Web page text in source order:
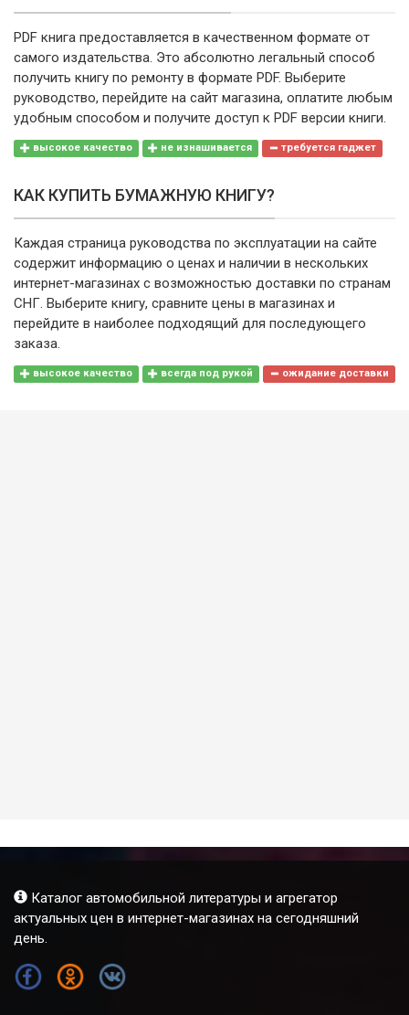
PDF книга предоставляется в качественном формате от
самого издательства. Это абсолютно легальный способ
получить книгу по ремонту в формате PDF. Выберите
руководство, перейдите на сайт магазина, оплатите любым
удобным способом и получите доступ к PDF версии книги.
высокое качество не изнашивается требуется гаджет
КАК КУПИТЬ БУМАЖНУЮ КНИГУ?
Каждая страница руководства по эксплуатации на сайте
содержит информацию о ценах и наличии в нескольких
интернет-магазинах с возможностью доставки по странам
СНГ. Выберите книгу, сравните цены в магазинах и
перейдите в наиболее подходящий для последующего
заказа.
высокое качество всегда под рукой ожидание доставки
Каталог автомобильной литературы и агрегатор
актуальных цен в интернет-магазинах на сегодняшний
день.
FB OK VK